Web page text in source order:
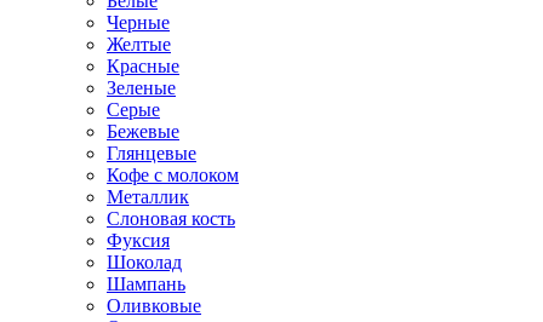
Черные
Желтые
Красные
Зеленые
Серые
Бежевые
Глянцевые
Кофе с молоком
Металлик
Слоновая кость
Фуксия
Шоколад
Шампань
Оливковые